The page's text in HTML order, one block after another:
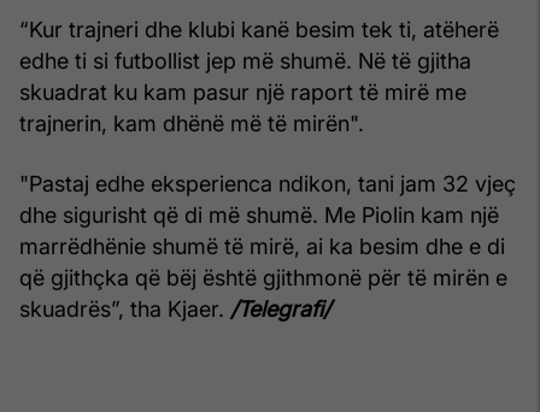
“Kur trajneri dhe klubi kanë besim tek ti, atëherë
edhe ti si futbollist jep më shumë. Në të gjitha
skuadrat ku kam pasur një raport të mirë me
trajnerin, kam dhënë më të mirën".
"Pastaj edhe eksperienca ndikon, tani jam 32 vjeç
dhe sigurisht që di më shumë. Me Piolin kam një
marrëdhënie shumë të mirë, ai ka besim dhe e di
që gjithçka që bëj është gjithmonë për të mirën e
skuadrës”, tha Kjaer. /Telegrafi/